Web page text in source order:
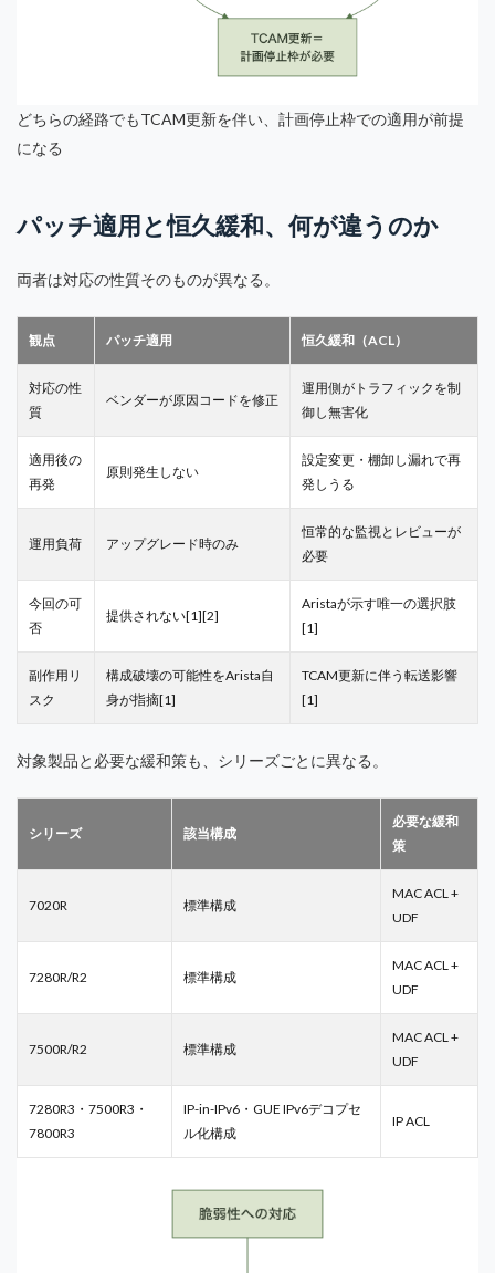
どちらの経路でもTCAM更新を伴い、計画停止枠での適用が前提
になる
パッチ適用と恒久緩和、何が違うのか
両者は対応の性質そのものが異なる。
観点 パッチ適用 恒久緩和（ACL）
対応の性
質
ベンダーが原因コードを修正
運用側がトラフィックを制
御し無害化
適用後の
再発
原則発生しない
設定変更・棚卸し漏れで再
発しうる
運用負荷 アップグレード時のみ
恒常的な監視とレビューが
必要
今回の可
否
提供されない[1][2]
Aristaが示す唯一の選択肢
[1]
副作用リ
スク
構成破壊の可能性をArista自
身が指摘[1]
TCAM更新に伴う転送影響
[1]
対象製品と必要な緩和策も、シリーズごとに異なる。
シリーズ 該当構成
必要な緩和
策
7020R 標準構成
MAC ACL +
UDF
7280R/R2 標準構成
MAC ACL +
UDF
7500R/R2 標準構成
MAC ACL +
UDF
7280R3・7500R3・
7800R3
IP-in-IPv6・GUE IPv6デコプセ
ル化構成
IP ACL